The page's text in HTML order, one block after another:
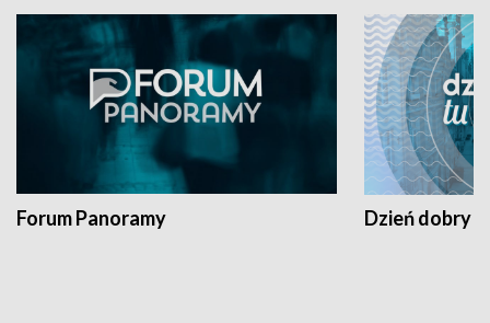
Forum Panoramy Dzień dobry